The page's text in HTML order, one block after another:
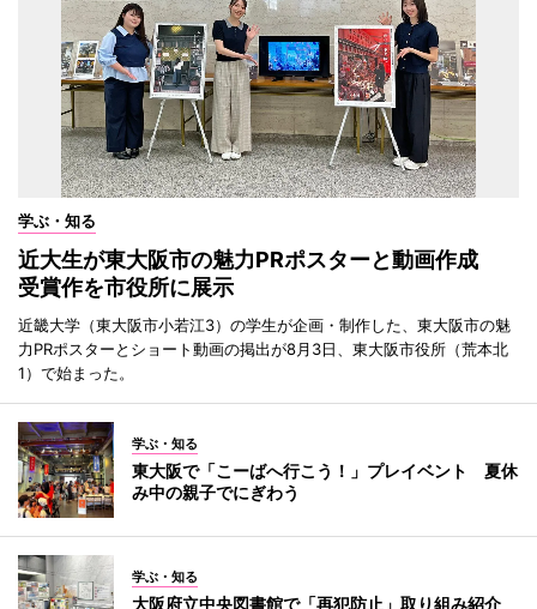
学ぶ・知る
近大生が東大阪市の魅力PRポスターと動画作成
受賞作を市役所に展示
近畿大学（東大阪市小若江3）の学生が企画・制作した、東大阪市の魅
力PRポスターとショート動画の掲出が8月3日、東大阪市役所（荒本北
1）で始まった。
学ぶ・知る
東大阪で「こーばへ行こう！」プレイベント 夏休
み中の親子でにぎわう
学ぶ・知る
大阪府立中央図書館で「再犯防止」取り組み紹介